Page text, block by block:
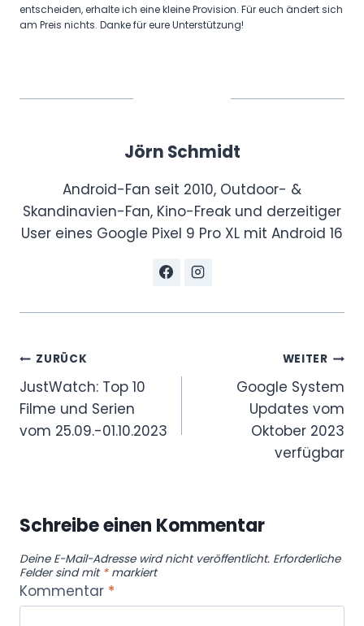
entscheiden, erhalte ich eine kleine Provision. Für euch ändert sich
am Preis nichts. Danke für eure Unterstützung!
Jörn Schmidt
Android-Fan seit 2010, Outdoor- &
Skandinavien-Fan, Kino-Freak und derzeitiger
User eines Google Pixel 9 Pro XL mit Android 16
Beitragsnavigation
ZURÜCK
JustWatch: Top 10
Filme und Serien
vom 25.09.-01.10.2023
WEITER
Google System
Updates vom
Oktober 2023
verfügbar
Schreibe einen Kommentar
Deine E-Mail-Adresse wird nicht veröffentlicht. Erforderliche
Felder sind mit *markiert
Kommentar *